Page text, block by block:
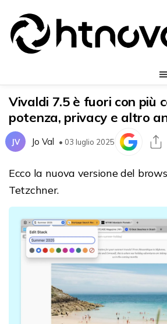
Vivaldi 7.5 è fuori con più
potenza, privacy e altro
JV Jo Val • 03 luglio 2025
Ecco la nuova versione del
Tetzchner.